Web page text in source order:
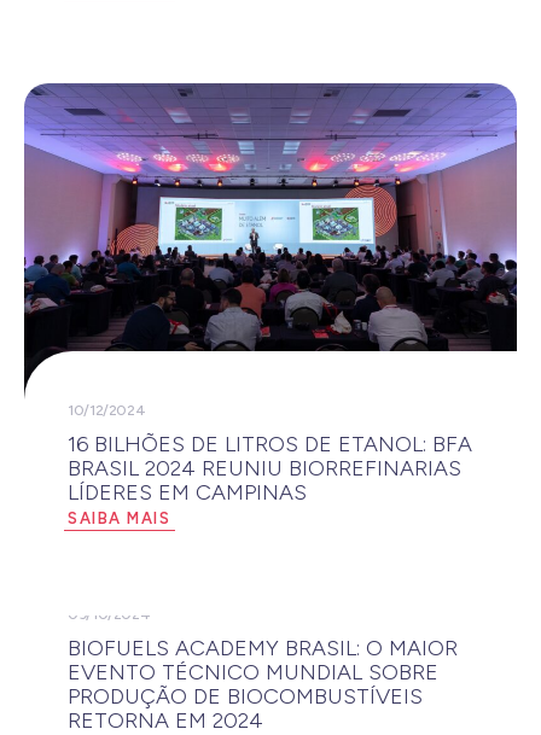
10/12/2024
16 BILHÕES DE LITROS DE ETANOL: BFA
BRASIL 2024 REUNIU BIORREFINARIAS
LÍDERES EM CAMPINAS
SAIBA MAIS
09/10/2024
BIOFUELS ACADEMY BRASIL: O MAIOR
EVENTO TÉCNICO MUNDIAL SOBRE
PRODUÇÃO DE BIOCOMBUSTÍVEIS
RETORNA EM 2024